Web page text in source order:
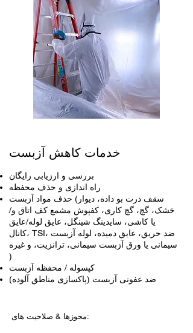
خدمات کاهش آزبست
بررسی و ارزیابی رایگان
راه اندازی و حذف محفظه
حذف مواد آزبست (سقف ذرت بو داده، دیوار
خشک، گچ، گچ کاری، کفپوش مشمع کف اتاق و/
یا کاشی، سایدینگ شینگل، عایق لوله/عایق
کانال، TSI، ضد حریق، عایق دمیده، لوله آزبست
سیمانی یا ورق آزبست سیمانی، ترانزیت، و غیره
)
کپسوله / محفظه آزبست
ضد عفونی آزبست (پاکسازی مناطق آلوده)
مجوزها & صلاحیت های: